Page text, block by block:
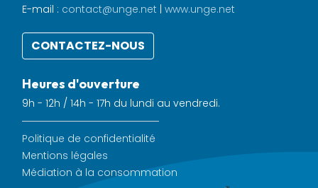
E-mail : contact@unge.net | www.unge.net
CONTACTEZ-NOUS
Heures d'ouverture
9h - 12h / 14h - 17h du lundi au vendredi.
Politique de confidentialité
Mentions légales
Médiation à la consommation